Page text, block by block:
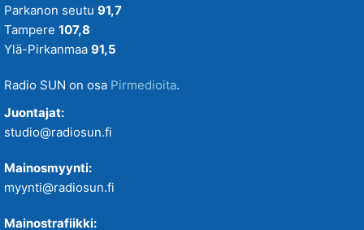
VIIKONLOPUN MENOVINKIT
Parkanon seutu 91,7
Tampere 107,8
Ylä-Pirkanmaa 91,5
Radio SUN on osa Pirmedioita.
Juontajat:
studio@radiosun.fi
Mainosmyynti:
myynti@radiosun.fi
Mainostrafiikki: